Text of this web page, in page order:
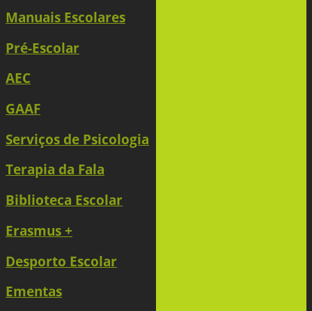
Manuais Escolares
Pré-Escolar
AEC
GAAF
Serviços de Psicologia
Terapia da Fala
Biblioteca Escolar
Erasmus +
Desporto Escolar
Ementas